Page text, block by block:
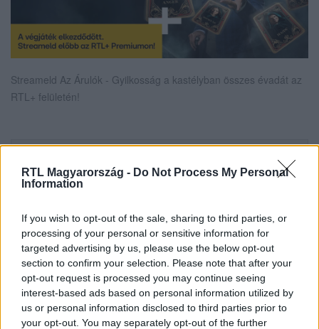
RTL Magyarország - Do Not Process My Personal
Information
If you wish to opt-out of the sale, sharing to third parties, or
processing of your personal or sensitive information for
targeted advertising by us, please use the below opt-out
section to confirm your selection. Please note that after your
opt-out request is processed you may continue seeing
interest-based ads based on personal information utilized by
us or personal information disclosed to third parties prior to
your opt-out. You may separately opt-out of the further
Streameld Az Árulók - Gyilkosság a kastélyban összes évadát az
RTL+ felületén!
legyen a Google-találatokban!